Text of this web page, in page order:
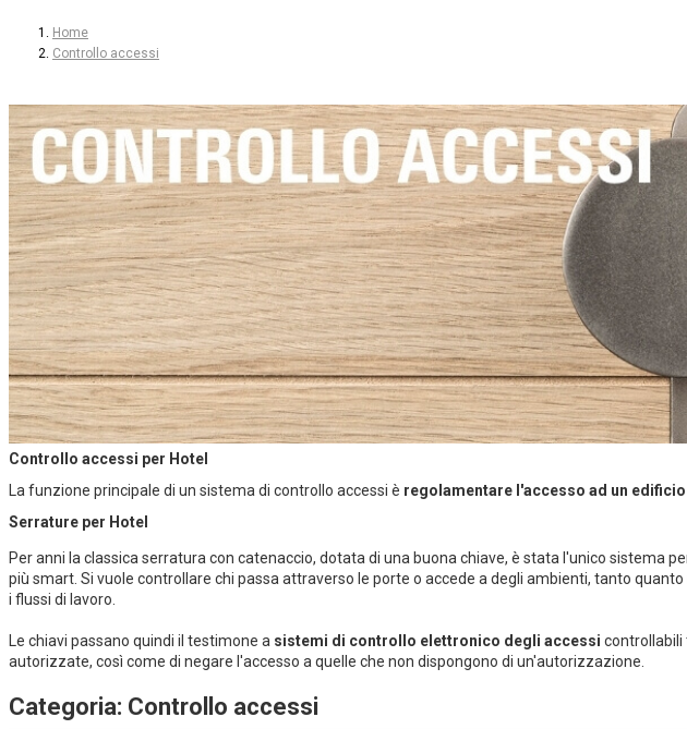
Home
Controllo accessi
Controllo accessi per Hotel
La funzione principale di un sistema di controllo accessi è regolamentare l'accesso ad un edificio
Serrature per Hotel
Per anni la classica serratura con catenaccio, dotata di una buona chiave, è stata l'unico sistema
più smart. Si vuole controllare chi passa attraverso le porte o accede a degli ambienti, tanto
i flussi di lavoro.
Le chiavi passano quindi il testimone a sistemi di controllo elettronico degli accessi controllabili
autorizzate, così come di negare l'accesso a quelle che non dispongono di un'autorizzazione.
Categoria: Controllo accessi